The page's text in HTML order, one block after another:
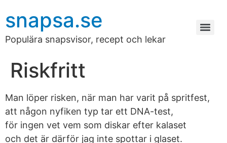
snapsa.se
Populära snapsvisor, recept och lekar
Riskfritt
Man löper risken, när man har varit på spritfest,
att någon nyfiken typ tar ett DNA-test,
för ingen vet vem som diskar efter kalaset
och det är därför jag inte spottar i glaset.